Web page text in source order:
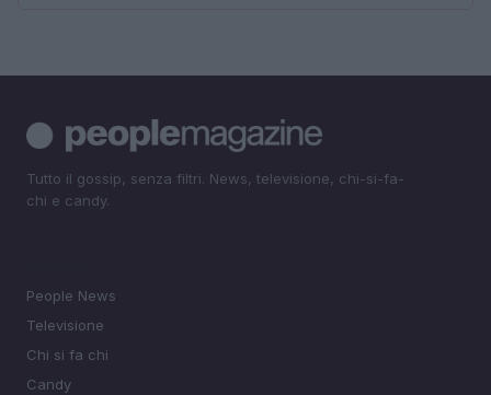
Tutto il gossip, senza filtri. News, televisione, chi-si-fa-
chi e candy.
People News
Televisione
Chi si fa chi
Candy